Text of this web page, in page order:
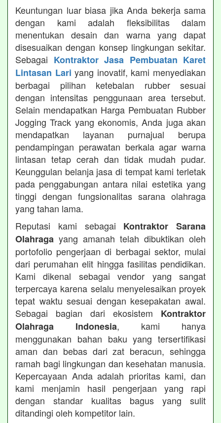
Keuntungan luar biasa jika Anda bekerja sama
dengan kami adalah fleksibilitas dalam
menentukan desain dan warna yang dapat
disesuaikan dengan konsep lingkungan sekitar.
Sebagai Kontraktor Jasa Pembuatan Karet
Lintasan Lari yang inovatif, kami menyediakan
berbagai pilihan ketebalan rubber sesuai
dengan intensitas penggunaan area tersebut.
Selain mendapatkan Harga Pembuatan Rubber
Jogging Track yang ekonomis, Anda juga akan
mendapatkan layanan purnajual berupa
pendampingan perawatan berkala agar warna
lintasan tetap cerah dan tidak mudah pudar.
Keunggulan belanja jasa di tempat kami terletak
pada penggabungan antara nilai estetika yang
tinggi dengan fungsionalitas sarana olahraga
yang tahan lama.
Reputasi kami sebagai Kontraktor Sarana
Olahraga yang amanah telah dibuktikan oleh
portofolio pengerjaan di berbagai sektor, mulai
dari perumahan elit hingga fasilitas pendidikan.
Kami dikenal sebagai vendor yang sangat
terpercaya karena selalu menyelesaikan proyek
tepat waktu sesuai dengan kesepakatan awal.
Sebagai bagian dari ekosistem Kontraktor
Olahraga Indonesia, kami hanya
menggunakan bahan baku yang tersertifikasi
aman dan bebas dari zat beracun, sehingga
ramah bagi lingkungan dan kesehatan manusia.
Kepercayaan Anda adalah prioritas kami, dan
kami menjamin hasil pengerjaan yang rapi
dengan standar kualitas bagus yang sulit
ditandingi oleh kompetitor lain.